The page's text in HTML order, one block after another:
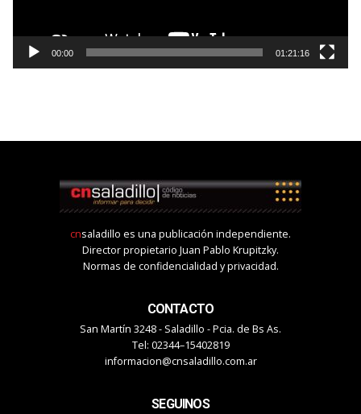
00:00 01:21:16
cnsaladillo es una publicación independiente.
Director propietario Juan Pablo Krupitzky.
Normas de confidencialidad y privacidad.
CONTACTO
San Martín 3248 - Saladillo - Pcia. de Bs As.
Tel: 02344–15402819
informacion@cnsaladillo.com.ar
SEGUINOS